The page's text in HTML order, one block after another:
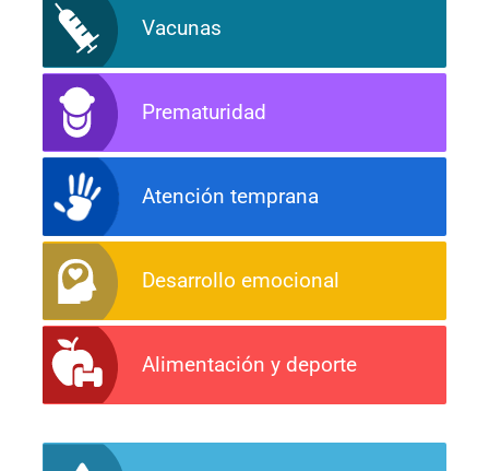
Vacunas
Prematuridad
Atención temprana
Desarrollo emocional
Alimentación y deporte